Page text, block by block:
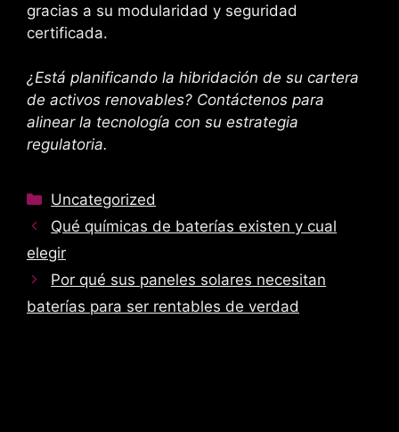
gracias a su modularidad y seguridad
certificada.
¿Está planificando la hibridación de su cartera
de activos renovables? Contáctenos para
alinear la tecnología con su estrategia
regulatoria.
Categorías
Uncategorized
Qué químicas de baterías existen y cual
elegir
Por qué sus paneles solares necesitan
baterías para ser rentables de verdad